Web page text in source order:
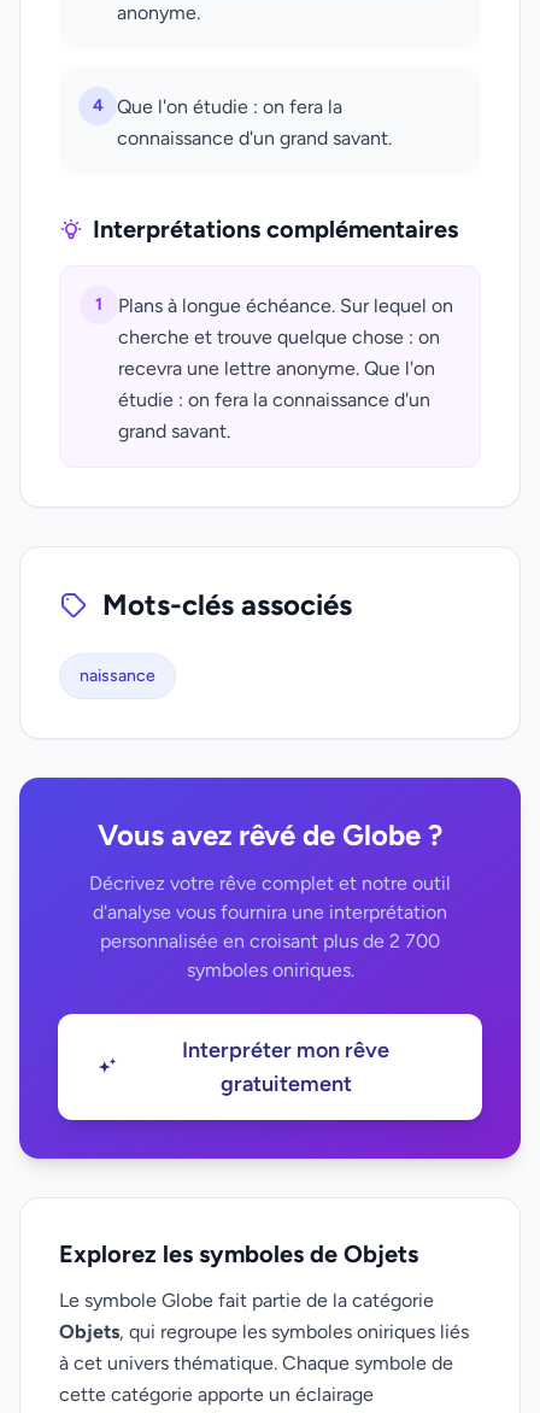
anonyme.
4
Que l'on étudie : on fera la
connaissance d'un grand savant.
Interprétations complémentaires
1
Plans à longue échéance. Sur lequel on
cherche et trouve quelque chose : on
recevra une lettre anonyme. Que l'on
étudie : on fera la connaissance d'un
grand savant.
Mots-clés associés
naissance
Vous avez rêvé de Globe ?
Décrivez votre rêve complet et notre outil
d'analyse vous fournira une interprétation
personnalisée en croisant plus de 2 700
symboles oniriques.
Interpréter mon rêve
gratuitement
Explorez les symboles de Objets
Le symbole Globe fait partie de la catégorie
Objets, qui regroupe les symboles oniriques liés
à cet univers thématique. Chaque symbole de
cette catégorie apporte un éclairage